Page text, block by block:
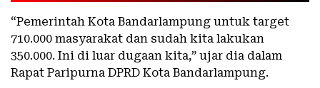
“Pemerintah Kota Bandarlampung untuk target
710.000 masyarakat dan sudah kita lakukan
350.000. Ini di luar dugaan kita,” ujar dia dalam
Rapat Paripurna DPRD Kota Bandarlampung.